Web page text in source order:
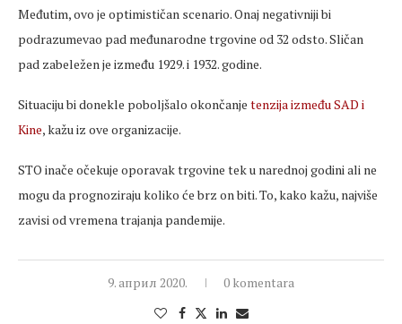
Međutim, ovo je optimističan scenario. Onaj negativniji bi
podrazumevao pad međunarodne trgovine od 32 odsto. Sličan
pad zabeležen je između 1929. i 1932. godine.
Situaciju bi donekle poboljšalo okončanje tenzija između SAD i
Kine, kažu iz ove organizacije.
STO inače očekuje oporavak trgovine tek u narednoj godini ali ne
mogu da prognoziraju koliko će brz on biti. To, kako kažu, najviše
zavisi od vremena trajanja pandemije.
9. април 2020. 0 komentara